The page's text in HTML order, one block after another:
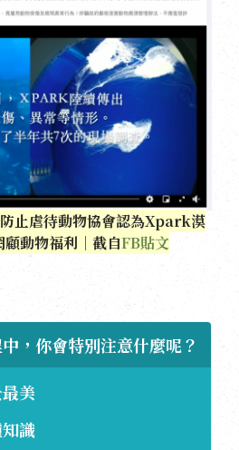
止虐待動物協會認為Xpark漠
動物福利｜截自FB貼文
，你會特別注意什麼呢？
美
識